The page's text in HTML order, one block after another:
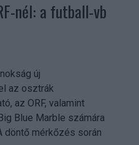
nél: a futball-vb
új
az osztrák
az ORF, valamint
Blue Marble számára
döntő mérkőzés során